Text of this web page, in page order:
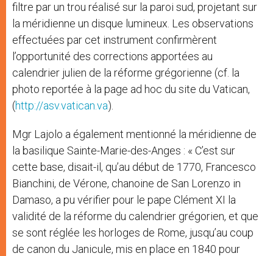
filtre par un trou réalisé sur la paroi sud, projetant sur
la méridienne un disque lumineux. Les observations
effectuées par cet instrument confirmèrent
l’opportunité des corrections apportées au
calendrier julien de la réforme grégorienne (cf. la
photo reportée à la page ad hoc du site du Vatican,
(http://asv.vatican.va).
Mgr Lajolo a également mentionné la méridienne de
la basilique Sainte-Marie-des-Anges : « C’est sur
cette base, disait-il, qu’au début de 1770, Francesco
Bianchini, de Vérone, chanoine de San Lorenzo in
Damaso, a pu vérifier pour le pape Clément XI la
validité de la réforme du calendrier grégorien, et que
se sont réglée les horloges de Rome, jusqu’au coup
de canon du Janicule, mis en place en 1840 pour